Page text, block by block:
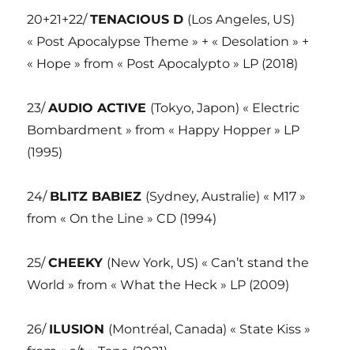
20+21+22/TENACIOUS D (Los Angeles, US)
« Post Apocalypse Theme » + « Desolation » +
« Hope » from « Post Apocalypto » LP (2018)
23/AUDIO ACTIVE (Tokyo, Japon) « Electric
Bombardment » from « Happy Hopper » LP
(1995)
24/ BLITZ BABIEZ (Sydney, Australie) « M17 »
from « On the Line » CD (1994)
25/CHEEKY (New York, US) « Can’t stand the
World » from « What the Heck » LP (2009)
26/ ILUSION (Montréal, Canada) « State Kiss »